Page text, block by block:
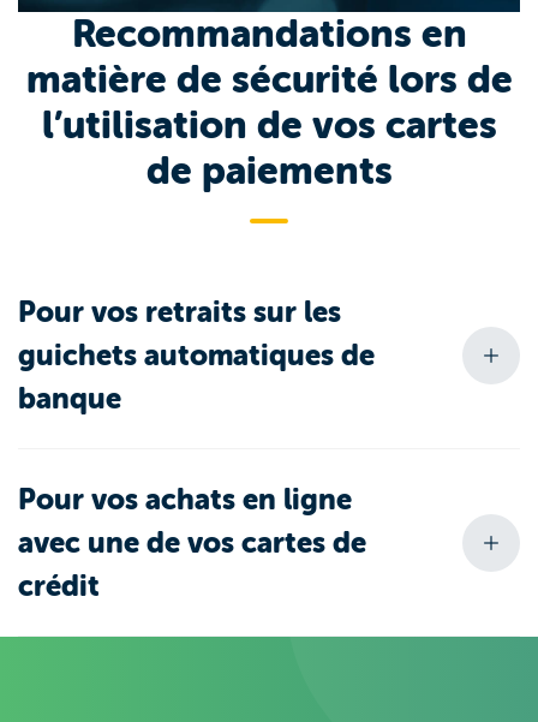
Recommandations en
matière de sécurité lors de
l’utilisation de vos cartes
de paiements
Pour vos retraits sur les
guichets automatiques de
banque
Pour vos achats en ligne
avec une de vos cartes de
crédit